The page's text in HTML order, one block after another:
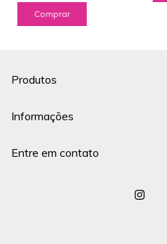
Produtos
Informações
Entre em contato